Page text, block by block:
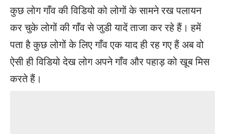
कुछ लोग गाँव की विडियो को लोगों के सामने रख पलायन
कर चुके लोगों की गाँव से जुडी यादें ताजा कर रहे हैं। हमें
पता है कुछ लोगों के लिए गाँव एक याद ही रह गए हैं अब वो
ऐसी ही विडियो देख लोग अपने गाँव और पहाड़ को खूब मिस
करते हैं।